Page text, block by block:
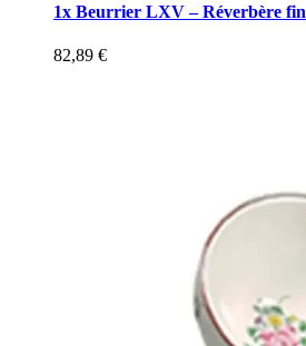
1x Beurrier LXV – Réverbère fin
82,89 €